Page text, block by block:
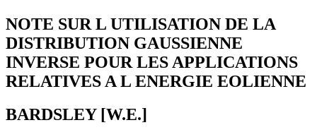
NOTE SUR L UTILISATION DE LA
DISTRIBUTION GAUSSIENNE
INVERSE POUR LES APPLICATIONS
RELATIVES A L ENERGIE EOLIENNE
BARDSLEY [W.E.]